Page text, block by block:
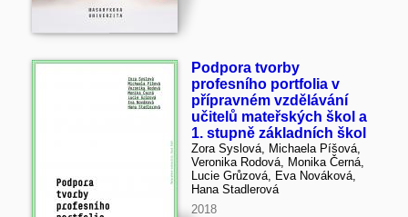
Podpora tvorby
profesního portfolia v
přípravném vzdělávání
učitelů mateřských škol a
1. stupně základních škol
Zora Syslová, Michaela Píšová,
Veronika Rodová, Monika Černá,
Lucie Grůzová, Eva Nováková,
Hana Stadlerová
2018